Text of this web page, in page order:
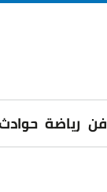
فن رياضة حوادث